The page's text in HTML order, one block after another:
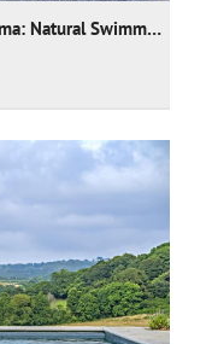
2. Platz - KATEGORIE: Living Pool - Firma: Natural Swimming Pools Ltd